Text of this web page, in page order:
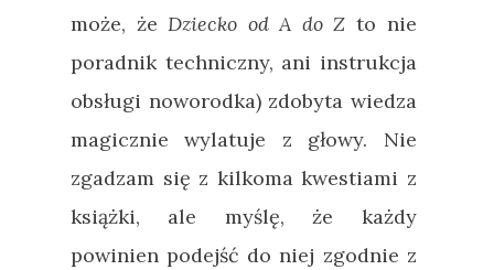
może, że Dziecko od A do Z to nie
poradnik techniczny, ani instrukcja
obsługi noworodka) zdobyta wiedza
magicznie wylatuje z głowy. Nie
zgadzam się z kilkoma kwestiami z
książki, ale myślę, że każdy
powinien podejść do niej zgodnie z